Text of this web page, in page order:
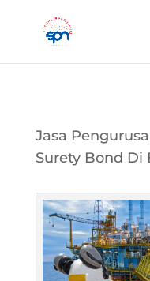
Jasa
Surety Bond Di